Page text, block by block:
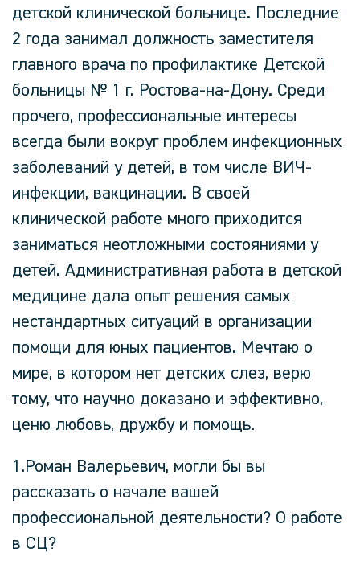
детской клинической больнице. Последние
2 года занимал должность заместителя
главного врача по профилактике Детской
больницы № 1 г. Ростова-на-Дону. Среди
прочего, профессиональные интересы
всегда были вокруг проблем инфекционных
заболеваний у детей, в том числе ВИЧ-
инфекции, вакцинации. В своей
клинической работе много приходится
заниматься неотложными состояниями у
детей. Административная работа в детской
медицине дала опыт решения самых
нестандартных ситуаций в организации
помощи для юных пациентов. Мечтаю о
мире, в котором нет детских слез, верю
тому, что научно доказано и эффективно,
ценю любовь, дружбу и помощь.
1.Роман Валерьевич, могли бы вы
рассказать о начале вашей
профессиональной деятельности? О работе
в СЦ?